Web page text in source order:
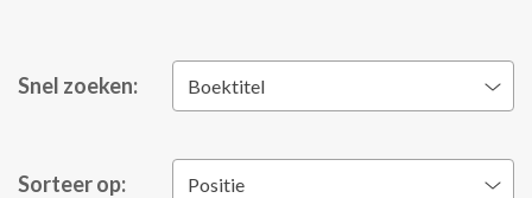
Snel zoeken: Boektitel
Sorteer op: Positie